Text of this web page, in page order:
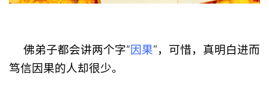
佛弟子都会讲两个字“因果”，可惜，真明白进而
笃信因果的人却很少。